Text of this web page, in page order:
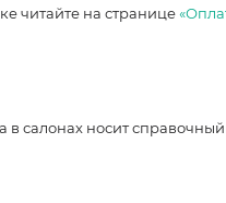
читайте на странице
салонах носит справочный